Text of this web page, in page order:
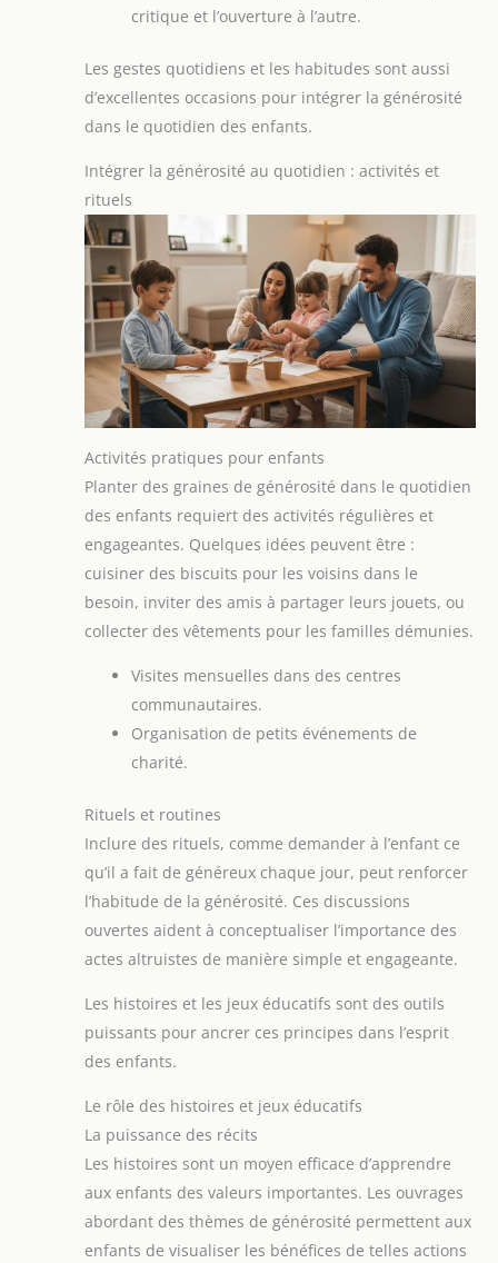
critique et l’ouverture à l’autre.
Les gestes quotidiens et les habitudes sont aussi
d’excellentes occasions pour intégrer la générosité
dans le quotidien des enfants.
Intégrer la générosité au quotidien : activités et
rituels
Activités pratiques pour enfants
Planter des graines de générosité dans le quotidien
des enfants requiert des activités régulières et
engageantes. Quelques idées peuvent être :
cuisiner des biscuits pour les voisins dans le
besoin, inviter des amis à partager leurs jouets, ou
collecter des vêtements pour les familles démunies.
Visites mensuelles dans des centres
communautaires.
Organisation de petits événements de
charité.
Rituels et routines
Inclure des rituels, comme demander à l’enfant ce
qu’il a fait de généreux chaque jour, peut renforcer
l’habitude de la générosité. Ces discussions
ouvertes aident à conceptualiser l’importance des
actes altruistes de manière simple et engageante.
Les histoires et les jeux éducatifs sont des outils
puissants pour ancrer ces principes dans l’esprit
des enfants.
Le rôle des histoires et jeux éducatifs
La puissance des récits
Les histoires sont un moyen efficace d’apprendre
aux enfants des valeurs importantes. Les ouvrages
abordant des thèmes de générosité permettent aux
enfants de visualiser les bénéfices de telles actions